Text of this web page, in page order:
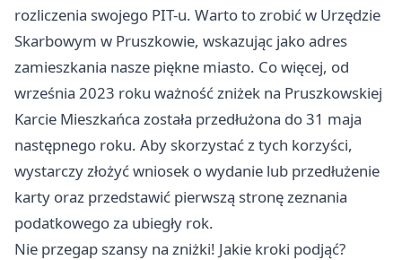
rozliczenia swojego PIT-u. Warto to zrobić w Urzędzie
Skarbowym w Pruszkowie, wskazując jako adres
zamieszkania nasze piękne miasto. Co więcej, od
września 2023 roku ważność zniżek na Pruszkowskiej
Karcie Mieszkańca została przedłużona do 31 maja
następnego roku. Aby skorzystać z tych korzyści,
wystarczy złożyć wniosek o wydanie lub przedłużenie
karty oraz przedstawić pierwszą stronę zeznania
podatkowego za ubiegły rok.
Nie przegap szansy na zniżki! Jakie kroki podjąć?